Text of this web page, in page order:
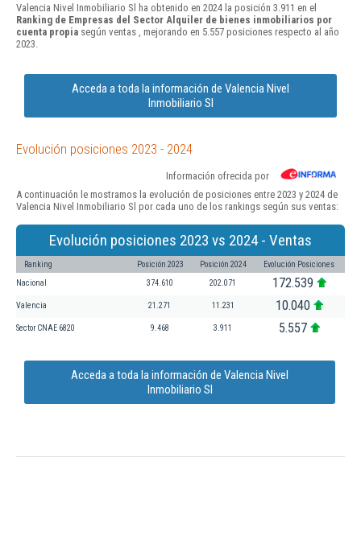
Valencia Nivel Inmobiliario Sl ha obtenido en 2024 la posición 3.911 en el
Ranking de Empresas del Sector Alquiler de bienes inmobiliarios por
cuenta propia según ventas , mejorando en 5.557 posiciones respecto al año
2023.
Acceda a toda la información de Valencia Nivel
Inmobiliario Sl
Evolución posiciones 2023 - 2024
Información ofrecida por
A continuación le mostramos la evolución de posiciones entre 2023 y 2024 de
Valencia Nivel Inmobiliario Sl por cada uno de los rankings según sus ventas:
Evolución posiciones 2023 vs 2024 - Ventas
Ranking Posición 2023 Posición 2024 Evolución Posiciones
Nacional 374.610 202.071 172.539
Valencia 21.271 11.231 10.040
Sector CNAE 6820 9.468 3.911 5.557
Acceda a toda la información de Valencia Nivel
Inmobiliario Sl